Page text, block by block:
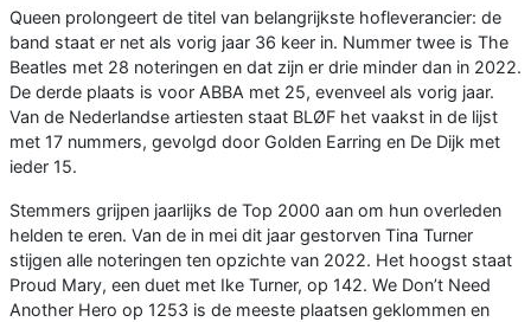
Queen prolongeert de titel van belangrijkste hofleverancier: de
band staat er net als vorig jaar 36 keer in. Nummer twee is The
Beatles met 28 noteringen en dat zijn er drie minder dan in 2022.
De derde plaats is voor ABBA met 25, evenveel als vorig jaar.
Van de Nederlandse artiesten staat BLØF het vaakst in de lijst
met 17 nummers, gevolgd door Golden Earring en De Dijk met
ieder 15.
Stemmers grijpen jaarlijks de Top 2000 aan om hun overleden
helden te eren. Van de in mei dit jaar gestorven Tina Turner
stijgen alle noteringen ten opzichte van 2022. Het hoogst staat
Proud Mary, een duet met Ike Turner, op 142. We Don’t Need
Another Hero op 1253 is de meeste plaatsen geklommen en